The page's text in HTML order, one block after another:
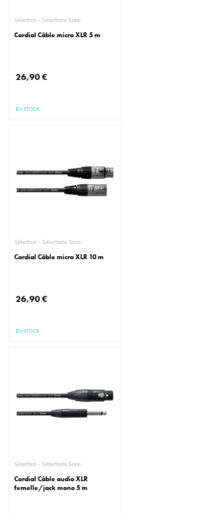
Sélection - Sélections Sono
Cordial Câble micro XLR 5 m
26,90 €
EN STOCK
Sélection - Sélections Sono
Cordial Câble micro XLR 10 m
26,90 €
EN STOCK
Sélection - Sélections Sono
Cordial Câble audio XLR
femelle/jack mono 5 m